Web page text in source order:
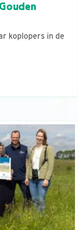
koplopers in de